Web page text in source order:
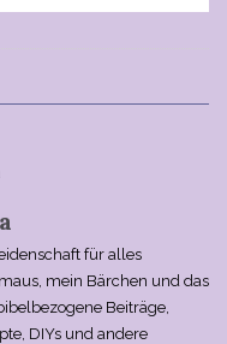
für alles
mein Bärchen und das
Beiträge,
DIYs und andere